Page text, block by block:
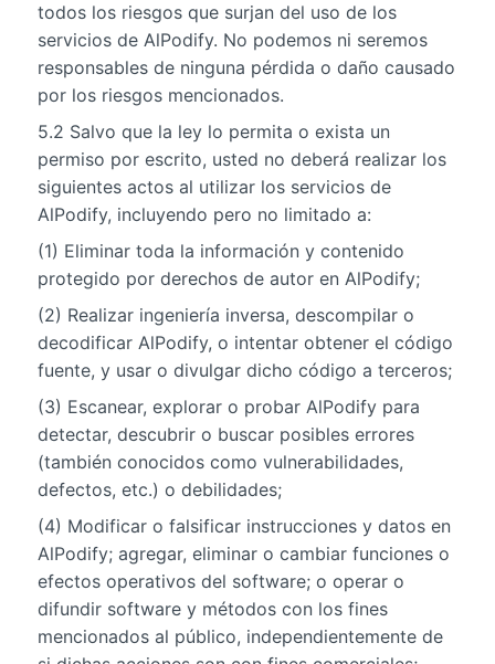
todos los riesgos que surjan del uso de los
servicios de AlPodify. No podemos ni seremos
responsables de ninguna pérdida o daño causado
por los riesgos mencionados.
5.2 Salvo que la ley lo permita o exista un
permiso por escrito, usted no deberá realizar los
siguientes actos al utilizar los servicios de
AlPodify, incluyendo pero no limitado a:
(1) Eliminar toda la información y contenido
protegido por derechos de autor en AlPodify;
(2) Realizar ingeniería inversa, descompilar o
decodificar AlPodify, o intentar obtener el código
fuente, y usar o divulgar dicho código a terceros;
(3) Escanear, explorar o probar AlPodify para
detectar, descubrir o buscar posibles errores
(también conocidos como vulnerabilidades,
defectos, etc.) o debilidades;
(4) Modificar o falsificar instrucciones y datos en
AlPodify; agregar, eliminar o cambiar funciones o
efectos operativos del software; o operar o
difundir software y métodos con los fines
mencionados al público, independientemente de